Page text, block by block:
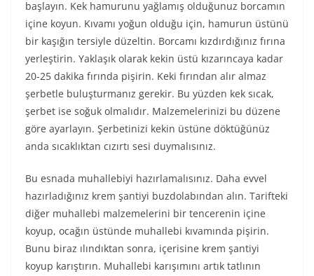
başlayın. Kek hamurunu yağlamış olduğunuz borcamın
içine koyun. Kıvamı yoğun olduğu için, hamurun üstünü
bir kaşığın tersiyle düzeltin. Borcamı kızdırdığınız fırına
yerleştirin. Yaklaşık olarak kekin üstü kızarıncaya kadar
20-25 dakika fırında pişirin. Keki fırından alır almaz
şerbetle buluşturmanız gerekir. Bu yüzden kek sıcak,
şerbet ise soğuk olmalıdır. Malzemelerinizi bu düzene
göre ayarlayın. Şerbetinizi kekin üstüne döktüğünüz
anda sıcaklıktan cızırtı sesi duymalısınız.
Bu esnada muhallebiyi hazırlamalısınız. Daha evvel
hazırladığınız krem şantiyi buzdolabından alın. Tarifteki
diğer muhallebi malzemelerini bir tencerenin içine
koyup, ocağın üstünde muhallebi kıvamında pişirin.
Bunu biraz ılındıktan sonra, içerisine krem şantiyi
koyup karıştırın. Muhallebi karışımını artık tatlının